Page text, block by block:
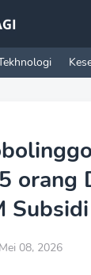
orang
Subsidi
Mei 08, 2026